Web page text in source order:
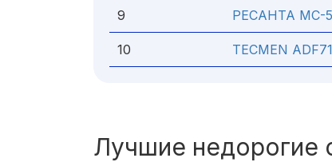
9 РЕСАНТА МС-5
10 TECMEN
Лучшие недорогие